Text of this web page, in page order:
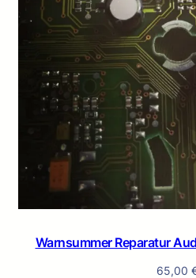
Warnsummer Reparatur
65,00